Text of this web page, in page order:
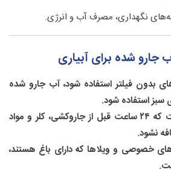
نگهداری، مصرف آب و انرژی.
جارو شده برای آبیاری
بدون فیلتر استفاده شود، آب جارو شده
سبز استفاده شود.
برای این کار، لازم است که ۲۴ ساعت قبل از جاروکشی، کلر و مواد
نشود.
خصوصی و ویلاها که دارای باغ هستند،